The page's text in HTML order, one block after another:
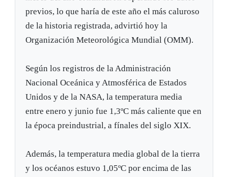
previos, lo que haría de este año el más caluroso
de la historia registrada, advirtió hoy la
Organización Meteorológica Mundial (OMM).
Según los registros de la Administración
Nacional Oceánica y Atmosférica de Estados
Unidos y de la NASA, la temperatura media
entre enero y junio fue 1,3ºC más caliente que en
la época preindustrial, a fínales del siglo XIX.
Además, la temperatura media global de la tierra
y los océanos estuvo 1,05ºC por encima de las